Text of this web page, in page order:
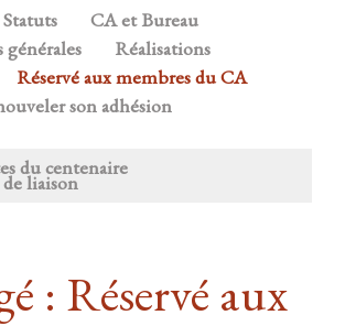
Statuts
CA et Bureau
générales
Réalisations
Réservé aux membres du CA
son adhésion
du centenaire
liaison
: Réservé aux